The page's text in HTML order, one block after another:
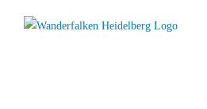
Inhalt